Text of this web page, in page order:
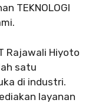
TEKNOLOGI
Rajawali Hiyoto
satu
di industri.
layanan